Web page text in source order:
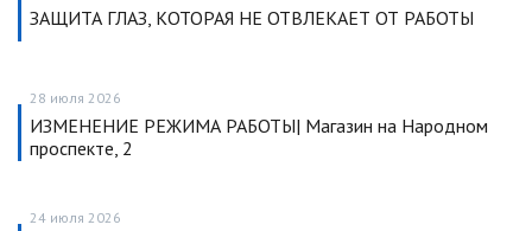
ЗАЩИТА ГЛАЗ, КОТОРАЯ НЕ ОТВЛЕКАЕТ ОТ РАБОТЫ
28 июля 2026
ИЗМЕНЕНИЕ РЕЖИМА РАБОТЫ| Магазин на Народном
проспекте, 2
24 июля 2026